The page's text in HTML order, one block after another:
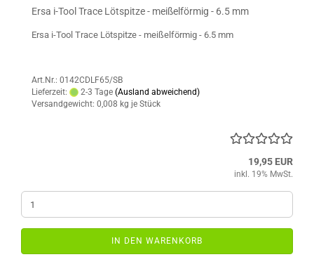
Ersa i-Tool Trace Lötspitze - meißelförmig - 6.5 mm
Ersa i-Tool Trace Lötspitze - meißelförmig - 6.5 mm
Art.Nr.: 0142CDLF65/SB
Lieferzeit:
2-3 Tage (Ausland abweichend)
Versandgewicht: 0,008 kg je Stück
19,95 EUR
inkl. 19% MwSt.
IN DEN WARENKORB